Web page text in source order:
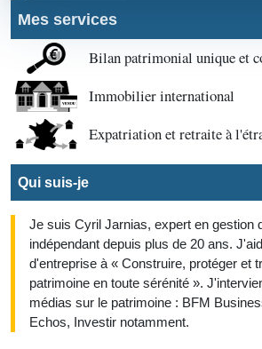
Mes services
Bilan patrimonial unique et
Immobilier international
Expatriation et retraite à
Qui suis-je
Je suis Cyril Jarnias, expert en gestion
indépendant depuis plus de 20 ans.
d'entreprise à « Construire, protéger et
patrimoine en toute sérénité ».
médias sur le patrimoine : BFM
Echos, Investir notamment.